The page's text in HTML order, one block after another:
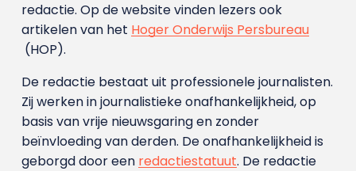
redactie. Op de website vinden lezers ook
artikelen van het Hoger Onderwijs Persbureau
(HOP).
De redactie bestaat uit professionele journalisten.
Zij werken in journalistieke onafhankelijkheid, op
basis van vrije nieuwsgaring en zonder
beïnvloeding van derden. De onafhankelijkheid is
geborgd door een redactiestatuut. De redactie